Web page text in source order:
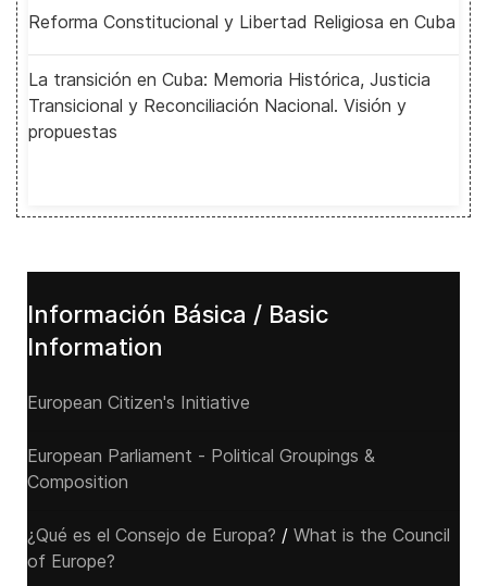
Reforma Constitucional y Libertad Religiosa en Cuba
La transición en Cuba: Memoria Histórica, Justicia
Transicional y Reconciliación Nacional. Visión y
propuestas
Información Básica / Basic
Information
European Citizen's Initiative
European Parliament - Political Groupings &
Composition
¿Qué es el Consejo de Europa? / What is the Council
of Europe?